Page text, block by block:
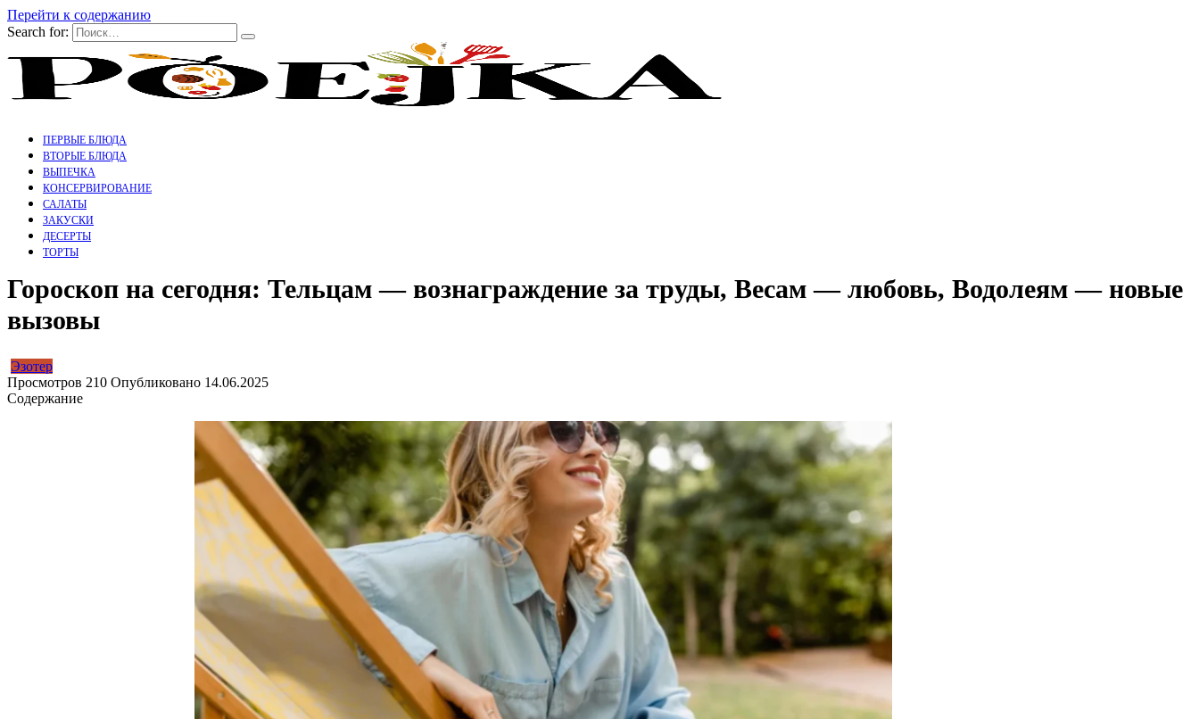
Перейти к содержанию
Search for:
ПЕРВЫЕ БЛЮДА
ВТОРЫЕ БЛЮДА
ВЫПЕЧКА
КОНСЕРВИРОВАНИЕ
САЛАТЫ
ЗАКУСКИ
ДЕСЕРТЫ
ТОРТЫ
Гороскоп на сегодня: Тельцам — вознаграждение за труды, Весам — любовь, Водолеям — новые
вызовы
Эзотер
Просмотров 210 Опубликовано 14.06.2025
Содержание